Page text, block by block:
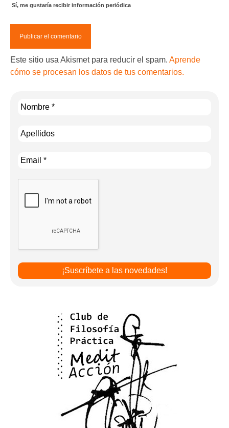
Sí, me gustaría recibir información periódica
Este sitio usa Akismet para reducir el spam. Aprende
cómo se procesan los datos de tus comentarios.